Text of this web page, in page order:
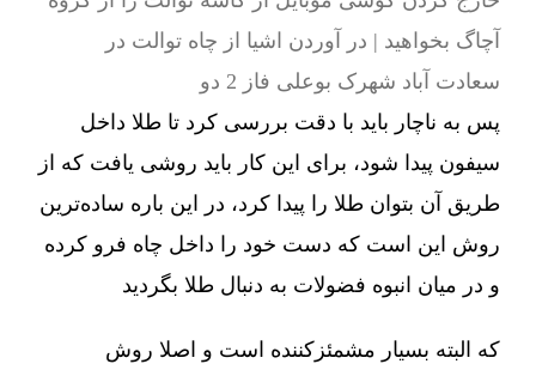
آچاگ بخواهید | در آوردن اشیا از چاه توالت در
سعادت آباد شهرک بوعلی فاز 2 دو
پس به ناچار باید با دقت بررسی کرد تا طلا داخل
سیفون پیدا شود، برای این کار باید روشی یافت که از
طریق آن بتوان طلا را پیدا کرد، در این باره ساده‌ترین
روش این است که دست خود را داخل چاه فرو کرده
و در میان انبوه فضولات به دنبال طلا بگردید
که البته بسیار مشمئزکننده است و اصلا روش